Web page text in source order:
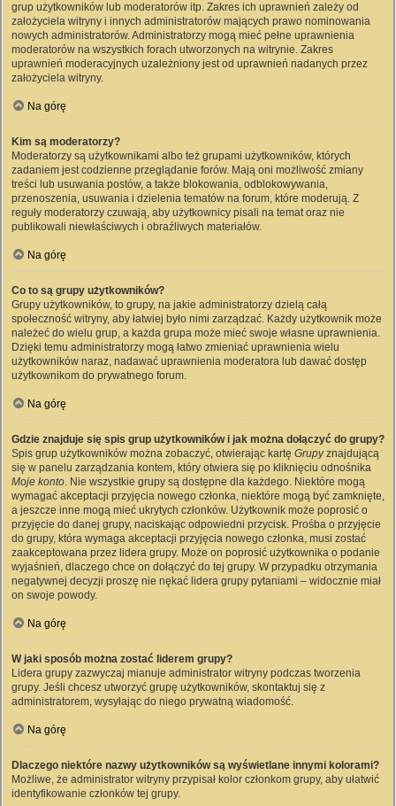
grup użytkowników lub moderatorów itp. Zakres ich uprawnień zależy od
założyciela witryny i innych administratorów mających prawo nominowania
nowych administratorów. Administratorzy mogą mieć pełne uprawnienia
moderatorów na wszystkich forach utworzonych na witrynie. Zakres
uprawnień moderacyjnych uzależniony jest od uprawnień nadanych przez
założyciela witryny.
Na górę
Kim są moderatorzy?
Moderatorzy są użytkownikami albo też grupami użytkowników, których
zadaniem jest codzienne przeglądanie forów. Mają oni możliwość zmiany
treści lub usuwania postów, a także blokowania, odblokowywania,
przenoszenia, usuwania i dzielenia tematów na forum, które moderują. Z
reguły moderatorzy czuwają, aby użytkownicy pisali na temat oraz nie
publikowali niewłaściwych i obraźliwych materiałów.
Na górę
Co to są grupy użytkowników?
Grupy użytkowników, to grupy, na jakie administratorzy dzielą całą
społeczność witryny, aby łatwiej było nimi zarządzać. Każdy użytkownik może
należeć do wielu grup, a każda grupa może mieć swoje własne uprawnienia.
Dzięki temu administratorzy mogą łatwo zmieniać uprawnienia wielu
użytkowników naraz, nadawać uprawnienia moderatora lub dawać dostęp
użytkownikom do prywatnego forum.
Na górę
Gdzie znajduje się spis grup użytkowników i jak można dołączyć do grupy?
Spis grup użytkowników można zobaczyć, otwierając kartę Grupyznajdującą
się w panelu zarządzania kontem, który otwiera się po kliknięciu odnośnika
Moje konto. Nie wszystkie grupy są dostępne dla każdego. Niektóre mogą
wymagać akceptacji przyjęcia nowego członka, niektóre mogą być zamknięte,
a jeszcze inne mogą mieć ukrytych członków. Użytkownik może poprosić o
przyjęcie do danej grupy, naciskając odpowiedni przycisk. Prośba o przyjęcie
do grupy, która wymaga akceptacji przyjęcia nowego członka, musi zostać
zaakceptowana przez lidera grupy. Może on poprosić użytkownika o podanie
wyjaśnień, dlaczego chce on dołączyć do tej grupy. W przypadku otrzymania
negatywnej decyzji proszę nie nękać lidera grupy pytaniami – widocznie miał
on swoje powody.
Na górę
W jaki sposób można zostać liderem grupy?
Lidera grupy zazwyczaj mianuje administrator witryny podczas tworzenia
grupy. Jeśli chcesz utworzyć grupę użytkowników, skontaktuj się z
administratorem, wysyłając do niego prywatną wiadomość.
Na górę
Dlaczego niektóre nazwy użytkowników są wyświetlane innymi kolorami?
Możliwe, że administrator witryny przypisał kolor członkom grupy, aby ułatwić
identyfikowanie członków tej grupy.